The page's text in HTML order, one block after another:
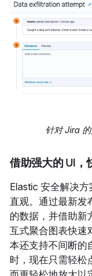
针对 Jira
借助强大的 UI，
Elastic 安全解决
直观。通过最新发
的数据，并借助新
互式聚合图表快速
本还支持不间断的
时，现在只需轻松